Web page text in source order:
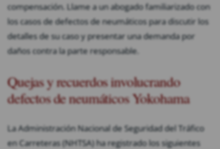
compensación. Llame a un abogado familiarizado con
los casos de defectos de neumáticos para discutir los
detalles de su caso y presentar una demanda por
daños contra la parte responsable.
Quejas y recuerdos involucrando
defectos de neumáticos Yokohama
La Administración Nacional de Seguridad del Tráfico
en Carreteras (NHTSA) ha registrado los siguientes